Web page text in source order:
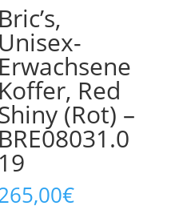
Bric’s,
Unisex-
Erwachsene
Koffer, Red
(Rot) –
BRE08031.0
19
€